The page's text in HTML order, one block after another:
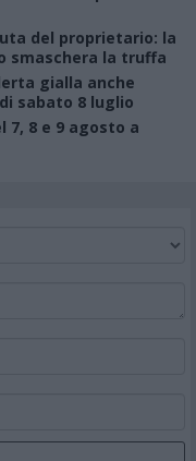
del proprietario: la
smaschera la truffa
gialla anche
sabato 8 luglio
7, 8 e 9 agosto a